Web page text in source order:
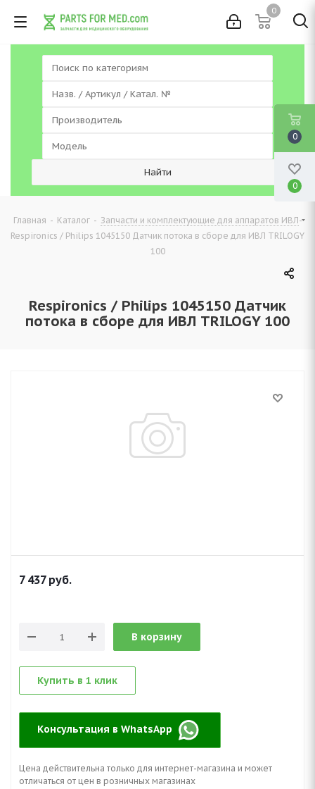
0
Главная - Каталог - Запчасти и комплектующие для аппаратов ИВЛ-
Respironics / Philips 1045150 Датчик потока в сборе для ИВЛ TRILOGY
100
Respironics / Philips 1045150 Датчик
потока в сборе для ИВЛ TRILOGY 100
7 437руб.
В корзину
Купить в 1 клик
Консультация в WhatsApp
Цена действительна только для интернет-магазина и может
отличаться от цен в розничных магазинах
0
0